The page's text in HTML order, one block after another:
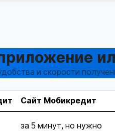
и скорости
Сайт Мобикредит
за 5 минут, но нужно